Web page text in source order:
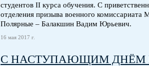
студентов II курса обучения. С
отделения призыва военного
Полярные – Балакшин Вадим Юрьевич.
16 мая 2017 г.
С НАСТУПАЮЩИМ ДНЁМ